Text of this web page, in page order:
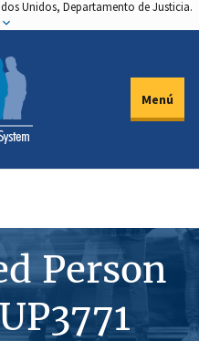
Unidos, Departamento de Justicia.
Menú
Person